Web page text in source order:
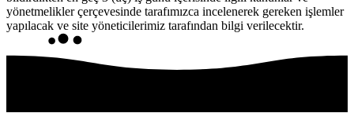
yönetmelikler çerçevesinde tarafımızca incelenerek gereken işlemler
yapılacak ve site yöneticilerimiz tarafından bilgi verilecektir.